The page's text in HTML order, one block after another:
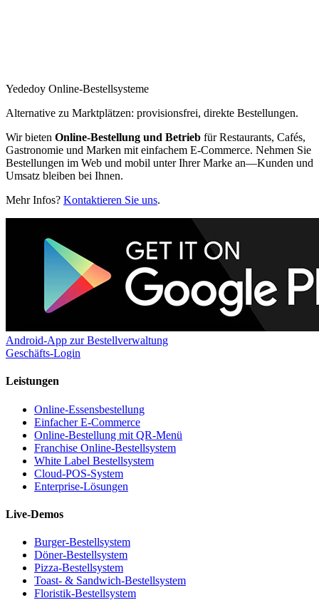
Yededoy Online-Bestellsysteme
Alternative zu Marktplätzen: provisionsfrei, direkte Bestellungen.
Wir bieten Online-Bestellung und Betrieb für Restaurants, Cafés,
Gastronomie und Marken mit einfachem E‑Commerce. Nehmen Sie
Bestellungen im Web und mobil unter Ihrer Marke an—Kunden und
Umsatz bleiben bei Ihnen.
Mehr Infos? Kontaktieren Sie uns.
Android-App zur Bestellverwaltung
Geschäfts-Login
Leistungen
Online-Essensbestellung
Einfacher E‑Commerce
Online-Bestellung mit QR-Menü
Franchise Online-Bestellsystem
White Label Bestellsystem
Cloud-POS-System
Enterprise-Lösungen
Live-Demos
Burger-Bestellsystem
Döner-Bestellsystem
Pizza-Bestellsystem
Toast- & Sandwich-Bestellsystem
Floristik-Bestellsystem